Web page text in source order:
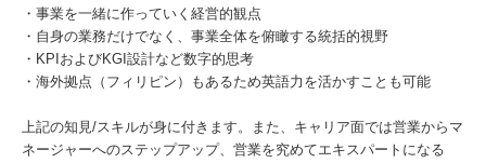
・事業を一緒に作っていく経営的観点
・自身の業務だけでなく、事業全体を俯瞰する統括的視野
・KPIおよびKGI設計など数字的思考
・海外拠点（フィリピン）もあるため英語力を活かすことも可能
上記の知見/スキルが身に付きます。また、キャリア面では営業からマ
ネージャーへのステップアップ、営業を究めてエキスパートになる